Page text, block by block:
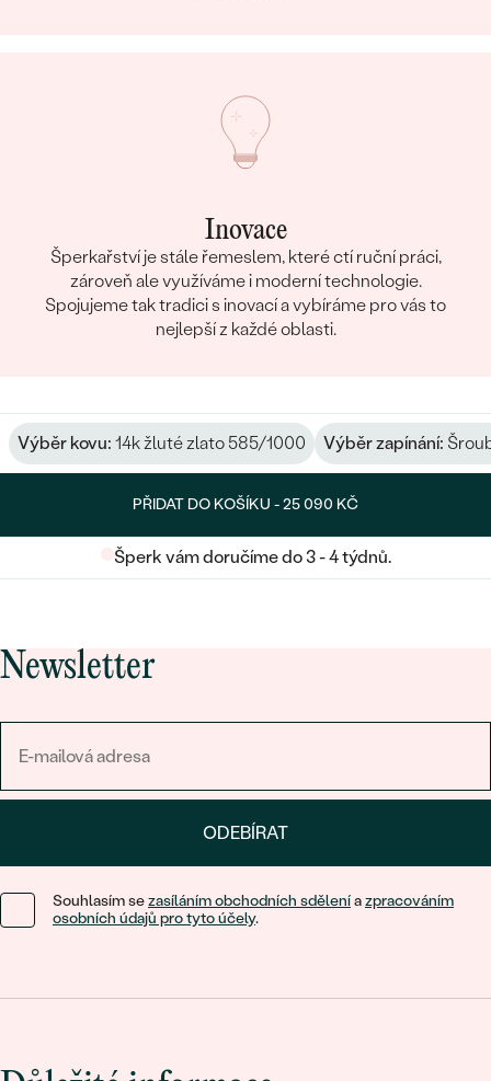
Inovace
Šperkařství je stále řemeslem, které ctí ruční práci,
zároveň ale využíváme i moderní technologie.
Spojujeme tak tradici s inovací a vybíráme pro vás to
nejlepší z každé oblasti.
Výběr kovu: 14k žluté zlato 585/1000 Výběr zapínání:
PŘIDAT DO KOŠÍKU -25 090 KČ
Šperk vám doručíme do 3 - 4 týdnů.
Newsletter
ODEBÍRAT
Souhlasím sezasíláním obchodních sděleníazpracováním
osobních údajů pro tyto účely.